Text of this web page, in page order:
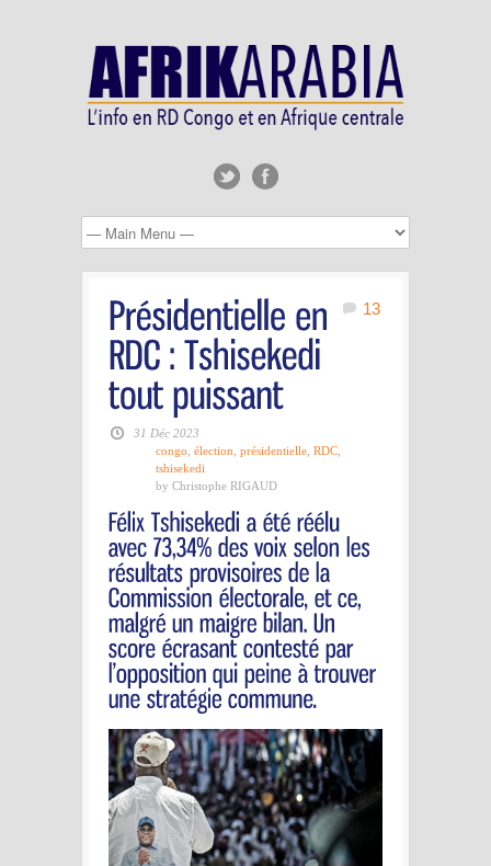
13
31 Déc 2023
congo élection présidentielle RDC
tshisekedi
by Christophe RIGAUD